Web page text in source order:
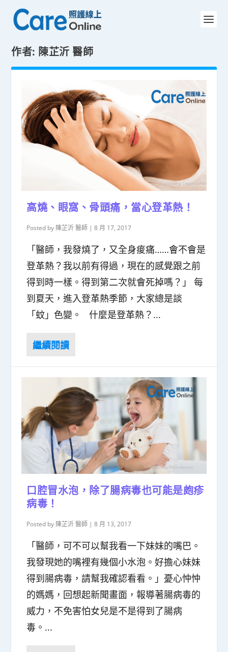
作者: 陳芷沂 醫師
高燒、眼窩、骨頭痛，當心登革熱！
Posted by 陳芷沂 醫師 |8 月 17, 2017
「醫師，我發燒了，又全身痠痛……會不會是
登革熱？我以前有得過，現在的感覺跟之前
得到時一樣。得到第二次就會死掉嗎？」 每
到夏天，進入登革熱季節，大家總是談
「蚊」色變。 什麼是登革熱？...
口腔冒水泡，除了腸病毒也可能是皰疹
病毒！
Posted by 陳芷沂 醫師 |8 月 13, 2017
「醫師，可不可以幫我看一下妹妹的嘴巴。
我發現她的嘴裡有幾個小水泡。好擔心妹妹
得到腸病毒，請幫我確認看看。」憂心忡忡
的媽媽，回想起新聞畫面，報導著腸病毒的
威力，不免害怕女兒是不是得到了腸病
毒。...